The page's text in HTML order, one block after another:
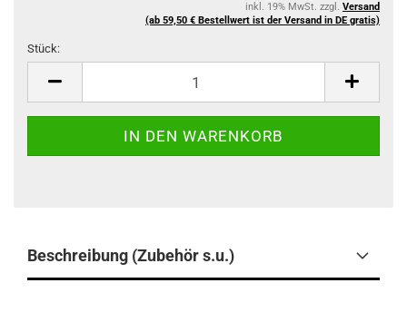
inkl. 19% MwSt. zzgl. Versand
(ab 59,50 € Bestellwert ist der Versand in DE gratis)
Stück:
Beschreibung (Zubehör s.u.)